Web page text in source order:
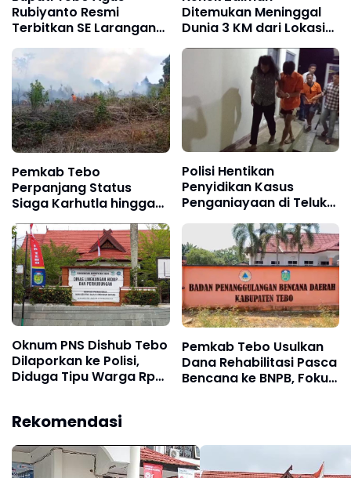
Rubiyanto Resmi
Terbitkan SE Larangan
PETI: Ancam Sanksi
Tegas Kades hingga
BPD yang Terlibat
Ditemukan Meninggal
Dunia 3 KM dari Lokasi
Awal, Operasi SAR
Sungai Nalo Tantan
Resmi Ditutup
Pemkab Tebo
Perpanjang Status
Siaga Karhutla hingga
Akhir Agustus 2026,
Waspada Potensi
Kebakaran Lahan
Polisi Hentikan
Penyidikan Kasus
Penganiayaan di Teluk
Mekanisme Keadilan
Restoratif
Oknum PNS Dishub Tebo
Dilaporkan ke Polisi,
Diduga Tipu Warga Rp
Pemkab Tebo Usulkan
Dana Rehabilitasi Pasca
Bencana ke BNPB, Fokus
Rekomendasi